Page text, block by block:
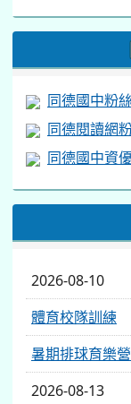
https://
同德國中粉
同德閱讀網
同德國中資
2026-08-10
體育校隊訓練
暑期排球育樂營
2026-08-13